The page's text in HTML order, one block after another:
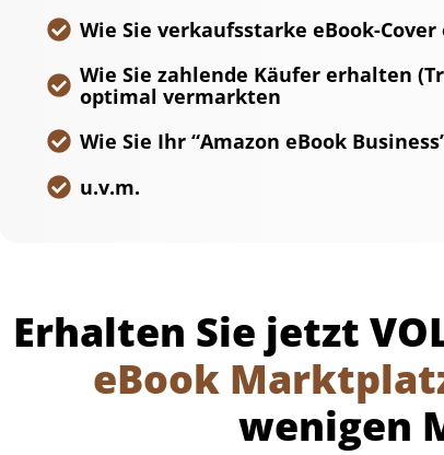
Wie Sie verkaufsstarke eBook-
Wie Sie zahlende Käufer erhalten
optimal vermarkten
Wie Sie Ihr “Amazon eBook
u.v.m.
Erhalten Sie jetzt
eBook
wenigen